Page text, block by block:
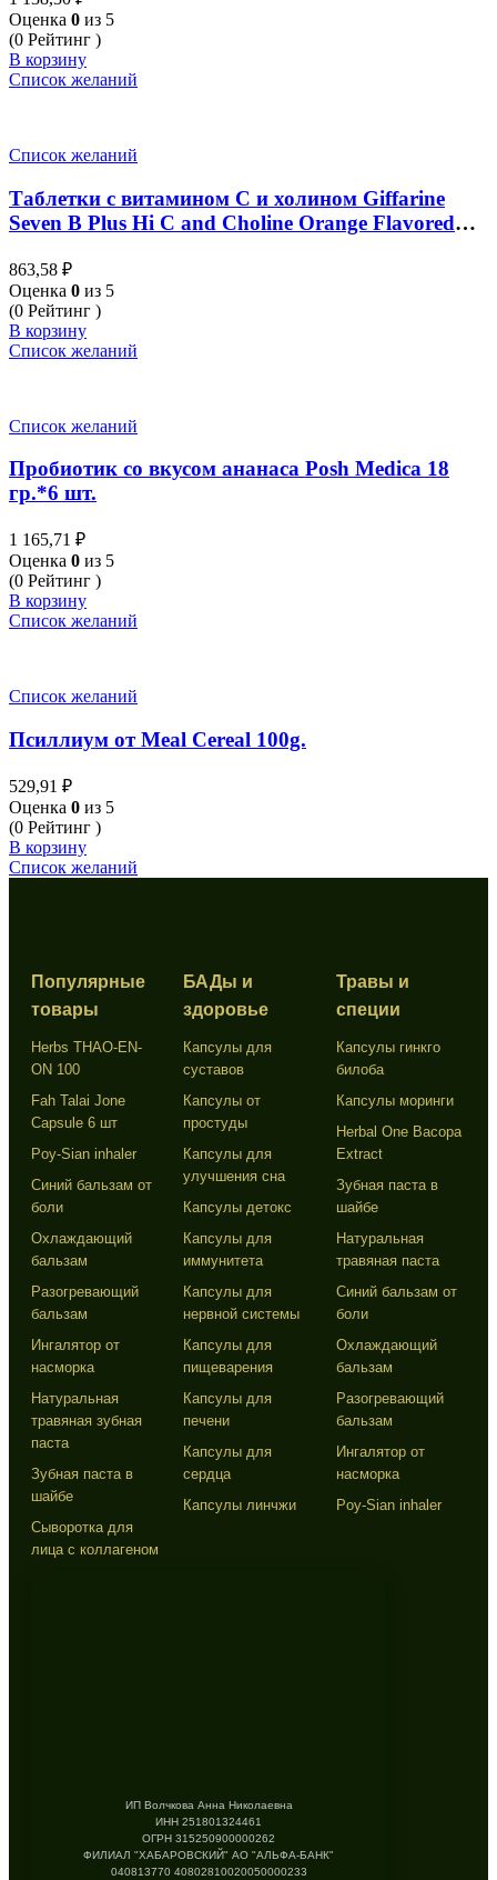
Оценка 0 из 5
(0 Рейтинг )
В корзину
Список желаний
Список желаний
Таблетки с витамином С и холином Giffarine
Seven B Plus Hi C and Choline Orange Flavored
863,58 ₽
Оценка 0 из 5
(0 Рейтинг )
В корзину
Список желаний
Список желаний
Пробиотик со вкусом ананаса Posh Medica 18
гр.*6 шт.
1 165,71 ₽
Оценка 0 из 5
(0 Рейтинг )
В корзину
Список желаний
Список желаний
Псиллиум от Meal Cereal 100g.
529,91 ₽
Оценка 0 из 5
(0 Рейтинг )
В корзину
Список желаний
Популярные
товары
Herbs THAO-EN-
ON 100
Fah Talai Jone
Capsule 6 шт
Poy-Sian inhaler
Синий бальзам от
боли
Охлаждающий
бальзам
Разогревающий
бальзам
Ингалятор от
насморка
Натуральная
травяная зубная
паста
Зубная паста в
шайбе
Сыворотка для
лица с коллагеном
БАДы и
здоровье
Капсулы для
суставов
Капсулы от
простуды
Капсулы для
улучшения сна
Капсулы детокс
Капсулы для
иммунитета
Капсулы для
нервной системы
Капсулы для
пищеварения
Капсулы для
печени
Капсулы для
сердца
Капсулы линчжи
Травы и
специи
Капсулы гинкго
билоба
Капсулы моринги
Herbal One Bacopa
Extract
Зубная паста в
шайбе
Натуральная
травяная паста
Синий бальзам от
боли
Охлаждающий
бальзам
Разогревающий
бальзам
Ингалятор от
насморка
Poy-Sian inhaler
ИП Волчкова Анна Николаевна
ИНН 251801324461
ОГРН 315250900000262
ФИЛИАЛ "ХАБАРОВСКИЙ" АО "АЛЬФА-БАНК"
040813770 40802810020050000233